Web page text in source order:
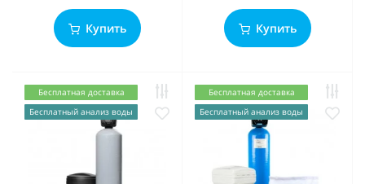
Купить Купить
Бесплатная доставка
Бесплатный анализ воды
Бесплатная доставка
Бесплатный анализ воды